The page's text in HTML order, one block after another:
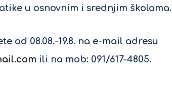
u osnovnim i srednjim školama.
od 08.08.-19.8. na e-mail adresu
ili na mob: 091/617-4805.